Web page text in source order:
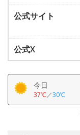
公式サイト
公式X
今日
37℃／30℃